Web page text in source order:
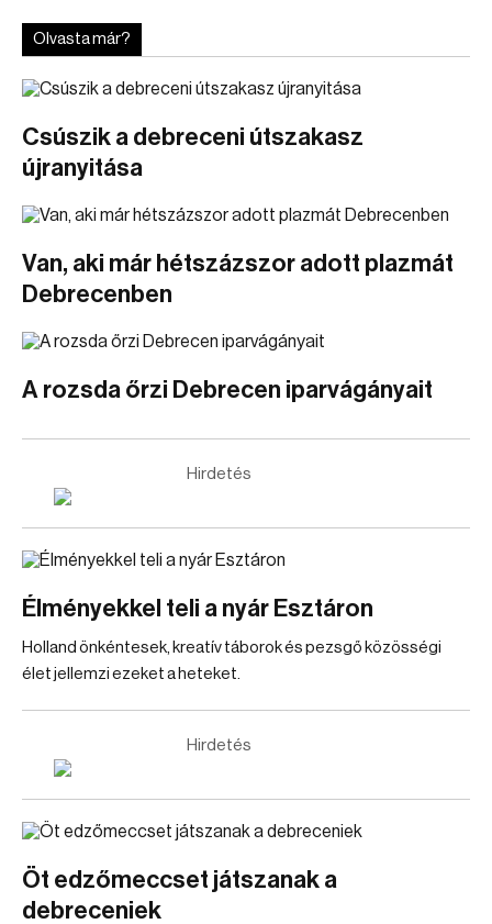
Olvasta már?
Csúszik a debreceni útszakasz
újranyitása
Van, aki már hétszázszor adott plazmát
Debrecenben
A rozsda őrzi Debrecen iparvágányait
Hirdetés
Élményekkel teli a nyár Esztáron
Holland önkéntesek, kreatív táborok és pezsgő közösségi
élet jellemzi ezeket a heteket.
Hirdetés
Öt edzőmeccset játszanak a
debreceniek